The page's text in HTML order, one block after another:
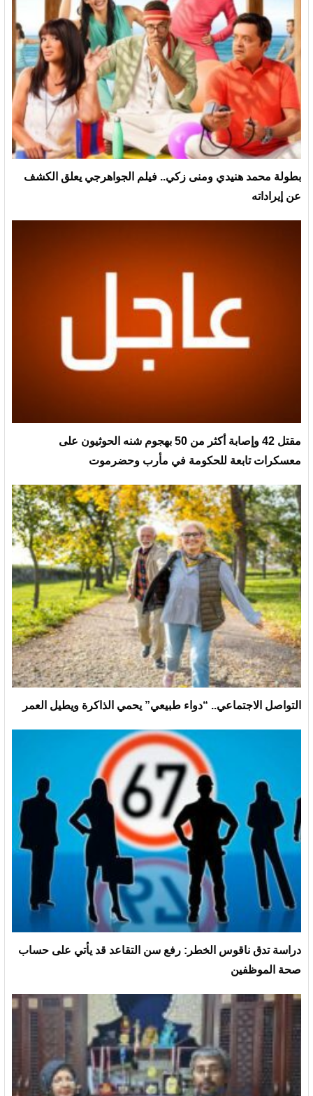
بطولة محمد هنيدي ومنى زكي.. فيلم الجواهرجي يعلق الكشف
عن إيراداته
مقتل 42 وإصابة أكثر من 50 بهجوم شنه الحوثيون على
معسكرات تابعة للحكومة في مأرب وحضرموت
التواصل الاجتماعي.. “دواء طبيعي” يحمي الذاكرة ويطيل العمر
دراسة تدق ناقوس الخطر: رفع سن التقاعد قد يأتي على حساب
صحة الموظفين